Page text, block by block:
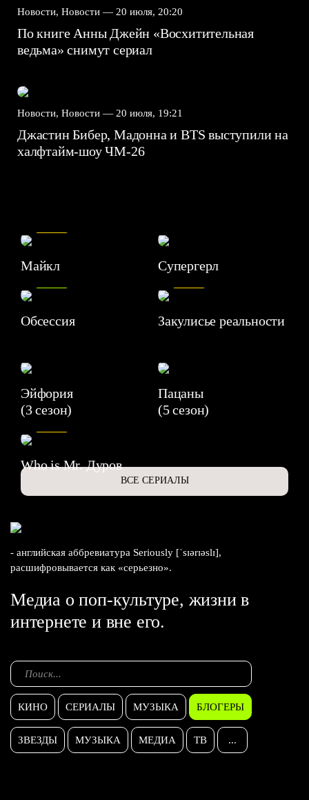
Новости, Новости — 20 июля, 20:20
По книге Анны Джейн «Восхитительная
ведьма» снимут сериал
Новости, Новости — 20 июля, 19:21
Джастин Бибер, Мадонна и BTS выступили на
халфтайм-шоу ЧМ-26
Майкл Супергерл
Обсессия
7.1
Закулисье реальности
Эйфория
(3 сезон)
Пацаны
(5 сезон)
Who is Mr. Дуров
ВСЕ СЕРИАЛЫ
- английская аббревиатура Seriously [ˈsɪərɪəslɪ],
расшифровывается как «серьезно».
Медиа о поп-культуре, жизни в
интернете и вне его.
КИНО СЕРИАЛЫ МУЗЫКА БЛОГЕРЫ
ЗВЕЗДЫ МУЗЫКА МЕДИА ТВ ...